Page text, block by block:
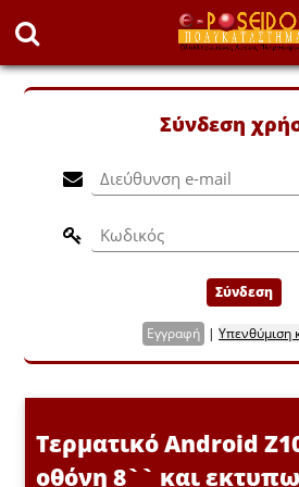
Σύνδεση
Σύνδεση
Εγγραφή | Υπενθύμιση
Τερματικό Android
οθόνη 8`` και